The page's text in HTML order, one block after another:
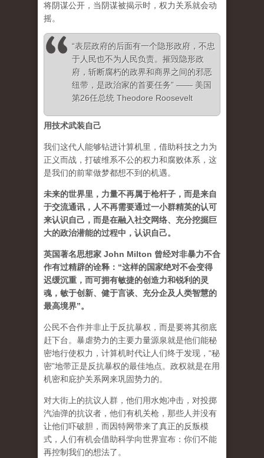
将阴谋公开，当阴谋被揭示时，权力关系就会动
摇。
“表层政府的后面有一个隐形政府，不忠
于人民也不为人民负责。摧毁隐形政
府，斩断腐朽的政界和商界之间的邪恶
纽带，是政治家的首要任务” —— 美国
第26任总统 Theodore Roosevelt
用技术武装自己
我们这代人能够钻进计算机里，借助科技之力为
正义而战，打破维系不公的权力和腐败体系，这
是我们的前辈做梦都想不到的机遇。
未来的世界里，力量不再属于枪杆子，而是来自
于交流通讯，人不再需要通过一小群精英的认可
来认识自己，而是在融入社交网络、充分挖掘巨
大的政治潜能的过程中，认识自己。
英国著名思想家 John Milton 曾经对非暴力不合
作有过精辟的诠释：“这样的国家绝对不会变得
迟缓沉重，而可拥有敏捷的创造力和锐利的灵
魂，敏于创新、健于言谈、充分企及人类智慧的
最高境界”。
公民不合作并非止于反抗暴权，而是要将其彻底
赶下台。暴虐势力的主要力量源泉就是他们能秘
密地行使权力，计算机时代让人们终于发现，“秘
密”地带正是反抗暴权的最佳地点。政权就是在用
机密和庇护关系网来巩固势力的。
对大街上的抗议人群，他们用水炮冲击，对投掷
汽油弹的抗议者，他们有机关枪，那些人并没有
让他们吓破胆，而因特网带来了真正的反叛模
式，人们有机会借助科学向世界宣布：你们不能
再控制我们的想法了。